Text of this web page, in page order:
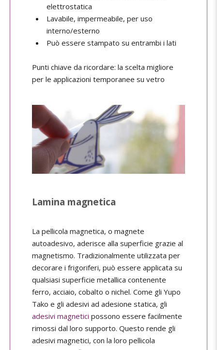
elettrostatica
Lavabile, impermeabile, per uso
interno/esterno
Può essere stampato su entrambi i lati
Punti chiave da ricordare: la scelta migliore
per le applicazioni temporanee su vetro
Lamina magnetica
La pellicola magnetica, o magnete
autoadesivo, aderisce alla superficie grazie al
magnetismo. Tradizionalmente utilizzata per
decorare i frigoriferi, può essere applicata su
qualsiasi superficie metallica contenente
ferro, acciaio, cobalto o nichel. Come gli Yupo
Tako e gli adesivi ad adesione statica, gli
adesivi magnetici possono essere facilmente
rimossi dal loro supporto. Questo rende gli
adesivi magnetici, con la loro pellicola